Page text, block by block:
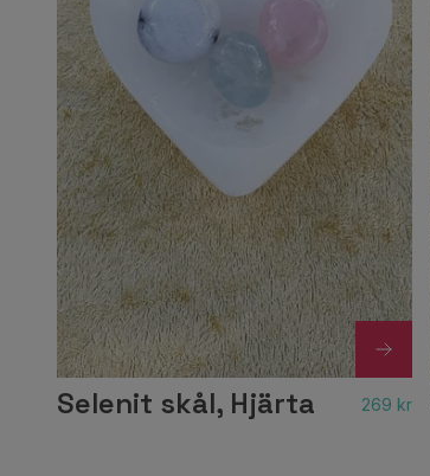
Selenit skål, Hjärta 269 kr